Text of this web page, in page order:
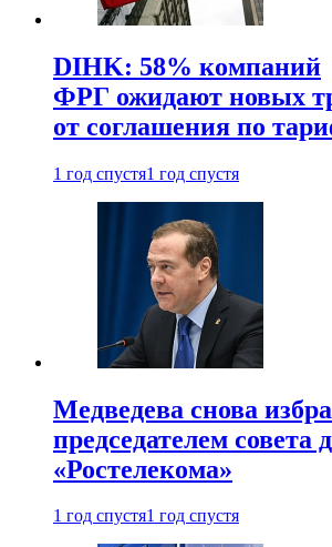
DIHK: 58% компаний
ФРГ ожидают новых
от соглашения по
1 год спустя1 год спустя
Медведева снова
председателем совета
«Ростелекома»
1 год спустя1 год спустя